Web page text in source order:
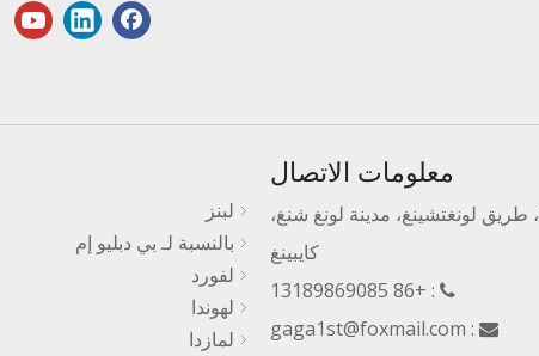
لبنز
بالنسبة لـ بي دبليو إم
لفورد
لهوندا
لمازدا
معلومات الاتصال
: رقم 3، طريق لونغتشينغ، مدينة لونغ شنغ،
كايبينغ

: +86 13189869085

:
gaga1st@foxmail.com